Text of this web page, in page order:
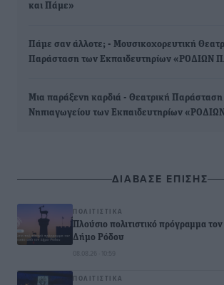
και Πάμε»
Πάμε σαν άλλοτε; - Μουσικοχορευτική
Παράσταση των Εκπαιδευτηρίων «ΡΟΔΙΩΝ
Μια παράξενη καρδιά - Θεατρική Παράσταση
Νηπιαγωγείου των Εκπαιδευτηρίων
ΔΙΑΒΑΣΕ ΕΠΙΣΗΣ
ΠΟΛΙΤΙΣΤΙΚΆ
Πλούσιο πολιτιστικό πρόγραμμα
Δήμο Ρόδου
08.08.26 · 10:59
ΠΟΛΙΤΙΣΤΙΚΆ